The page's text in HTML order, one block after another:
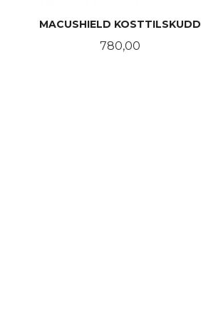
MACUSHIELD KOSTTILSKUDD
Pris
780,00